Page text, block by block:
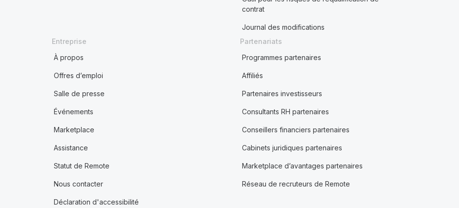
contrat
Journal des modifications
Entreprise
À propos
Offres d’emploi
Salle de presse
Événements
Marketplace
Assistance
Statut de Remote
Nous contacter
Déclaration d'accessibilité
Partenariats
Programmes partenaires
Affiliés
Partenaires investisseurs
Consultants RH partenaires
Conseillers financiers partenaires
Cabinets juridiques partenaires
Marketplace d’avantages partenaires
Réseau de recruteurs de Remote